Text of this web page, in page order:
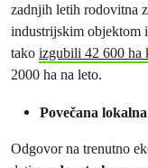
zadnjih letih rodovitna
industrijskim objektom
tako izgubili 42 600 ha
2000 ha na leto.
Povečana
Odgovor na trenutno